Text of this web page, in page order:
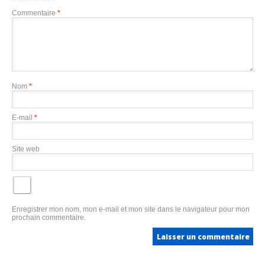
Commentaire *
Nom *
E-mail *
Site web
Enregistrer mon nom, mon e-mail et mon site dans le navigateur pour mon
prochain commentaire.